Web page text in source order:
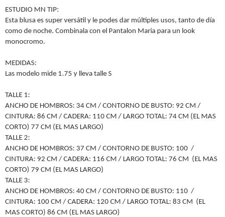
ESTUDIO MN TIP:
Esta blusa es super versátil y le podes dar múltiples usos, tanto de día
como de noche. Combinala con el Pantalon Maria para un look
monocromo.
MEDIDAS:
Las modelo mide 1.75 y lleva talle S
TALLE 1:
ANCHO DE HOMBROS: 34 CM / CONTORNO DE BUSTO: 92 CM /
CINTURA: 86 CM / CADERA: 110 CM / LARGO TOTAL: 74 CM (EL MAS
CORTO) 77 CM (EL MAS LARGO)
TALLE 2:
ANCHO DE HOMBROS: 37 CM / CONTORNO DE BUSTO: 100 /
CINTURA: 92 CM / CADERA: 116 CM / LARGO TOTAL: 76 CM (EL MAS
CORTO) 79 CM (EL MAS LARGO)
TALLE 3:
ANCHO DE HOMBROS: 40 CM / CONTORNO DE BUSTO: 110 /
CINTURA: 100 CM / CADERA: 120 CM / LARGO TOTAL: 83 CM (EL
MAS CORTO) 86 CM (EL MAS LARGO)